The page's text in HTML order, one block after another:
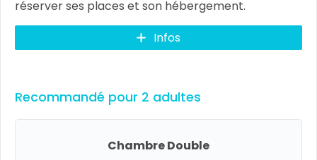
réserver ses places et son hébergement.
Infos
Recommandé pour 2 adultes
Chambre Double